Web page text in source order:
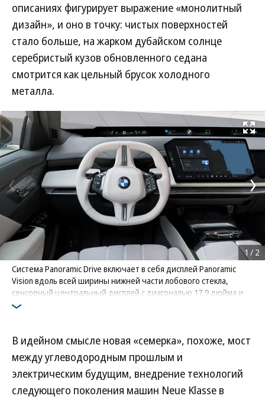
описаниях фигурирует выражение «монолитный
дизайн», и оно в точку: чистых поверхностей
стало больше, на жарком дубайском солнце
серебристый кузов обновленного седана
смотрится как цельный брусок холодного
металла.
Развернуть
Система Panoramic Drive включает в себя дисплей Panoramic
Vision вдоль всей ширины нижней части лобового стекла,
сенсорный центральный дисплей с диагональю 17,9 дюйма и
14,6-дюймовый экран для переднего пассажира
1 / 2
В идейном смысле новая «семерка», похоже, мост
между углеводородным прошлым и
электрическим будущим, внедрение технологий
следующего поколения машин Neue Klasse в